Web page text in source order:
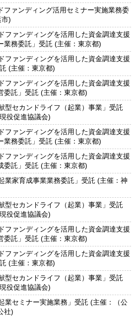
ファンディング活用セミナー実施業務委
)
ファンディングを活用した資金調達支援
業務委託」受託 (主催：東京都)
ファンディングを活用した資金調達支援
(主催：東京都)
ファンディングを活用した資金調達支援
委託」受託 (主催：東京都)
型セカンドライフ（起業）事業」受託
役促進協議会)
ファンディングを活用した資金調達支援
業務委託」受託 (主催：東京都)
ファンディングを活用した資金調達支援
委託」受託 (主催：東京都)
業家育成事業業務委託」受託 (主催：神
型セカンドライフ（起業）事業」受託
役促進協議会)
ファンディングを活用した資金調達支援
委託」受託 (主催：東京都)
ファンディングを活用した資金調達支援
(主催：東京都)
型セカンドライフ（起業）事業」受託
役促進協議会)
業セミナー実施業務」受託 (主催：（公
社)